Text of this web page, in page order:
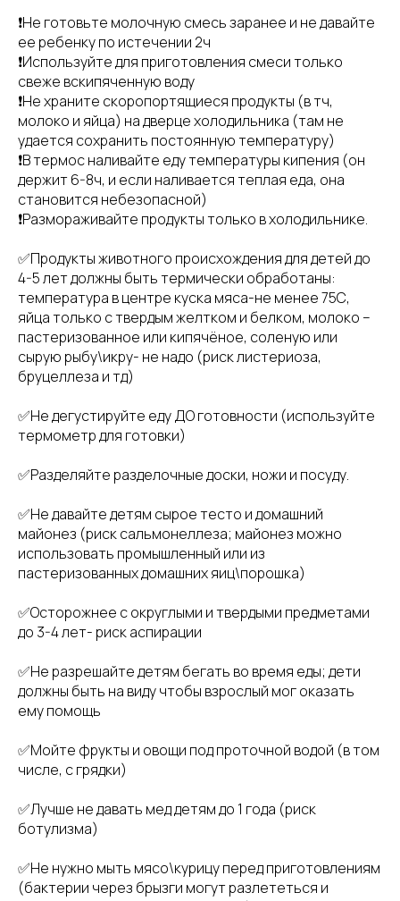
❗️Не готовьте молочную смесь заранее и не давайте
ее ребенку по истечении 2ч
❗️Используйте для приготовления смеси только
свеже вскипяченную воду
❗️Не храните скоропортящиеся продукты (в тч,
молоко и яйца) на дверце холодильника (там не
удается сохранить постоянную температуру)
❗️В термос наливайте еду температуры кипения (он
держит 6-8ч, и если наливается теплая еда, она
становится небезопасной)
❗️Размораживайте продукты только в холодильнике.
✅Продукты животного происхождения для детей до
4-5 лет должны быть термически обработаны:
температура в центре куска мяса-не менее 75С,
яйца только с твердым желтком и белком, молоко –
пастеризованное или кипячёное, соленую или
сырую рыбу\икру- не надо (риск листериоза,
бруцеллеза и тд)
✅Не дегустируйте еду ДО готовности (используйте
термометр для готовки)
✅Разделяйте разделочные доски, ножи и посуду.
✅Не давайте детям сырое тесто и домашний
майонез (риск сальмонеллеза; майонез можно
использовать промышленный или из
пастеризованных домашних яиц\порошка)
✅Осторожнее с округлыми и твердыми предметами
до 3-4 лет- риск аспирации
✅Не разрешайте детям бегать во время еды; дети
должны быть на виду чтобы взрослый мог оказать
ему помощь
✅Мойте фрукты и овощи под проточной водой (в том
числе, с грядки)
✅Лучше не давать мед детям до 1 года (риск
ботулизма)
✅Не нужно мыть мясо\курицу перед приготовлениям
(бактерии через брызги могут разлететься и